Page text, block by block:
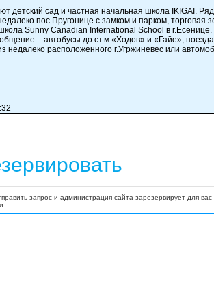
детский сад и частная начальная школа IKIGAI.
пос.Пругонице с замком и парком, торговая
Sunny Canadian International School в г.Есенице.
– автобусы до ст.м.«Ходов» и «Гайе»,
недалеко расположенного г.Угржиневес или
запрос и администрация сайта зарезервирует для